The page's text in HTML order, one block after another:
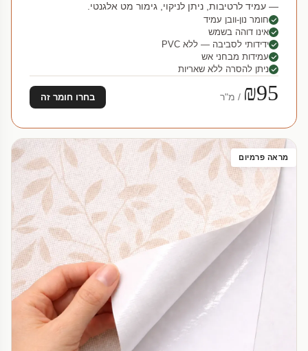
— עמיד לרטיבות, ניתן לניקוי, גימור מט אלגנטי.
חומר נון-וובן עמיד
אינו דוהה בשמש
ידידותי לסביבה — ללא PVC
עמידות מבחני אש
ניתן להסרה ללא שאריות
₪95 / מ"ר בחרו חומר זה
מראה פרמיום